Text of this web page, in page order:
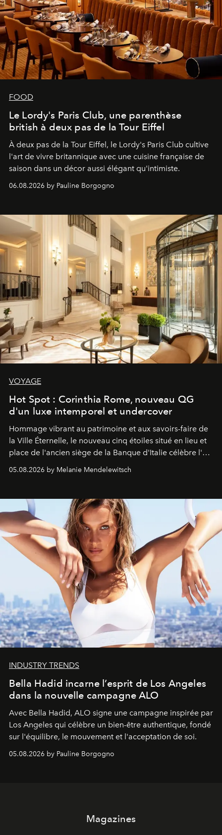
FOOD
Le Lordy's Paris Club, une parenthèse
british à deux pas de la Tour Eiffel
À deux pas de la Tour Eiffel, le Lordy's Paris Club cultive
l'art de vivre britannique avec une cuisine française de
saison dans un décor aussi élégant qu'intimiste.
06.08.2026 by Pauline Borgogno
VOYAGE
Hot Spot : Corinthia Rome, nouveau QG
d'un luxe intemporel et undercover
Hommage vibrant au patrimoine et aux savoirs-faire de
la Ville Éternelle, le nouveau cinq étoiles situé en lieu et
place de l'ancien siège de la Banque d'Italie célèbre l'art
de vivre Romain dans toute son élégance intemporelle.
05.08.2026 by Melanie Mendelewitsch
INDUSTRY TRENDS
Bella Hadid incarne l’esprit de Los Angeles
dans la nouvelle campagne ALO
Avec Bella Hadid, ALO signe une campagne inspirée par
Los Angeles qui célèbre un bien-être authentique, fondé
sur l'équilibre, le mouvement et l'acceptation de soi.
05.08.2026 by Pauline Borgogno
Magazines